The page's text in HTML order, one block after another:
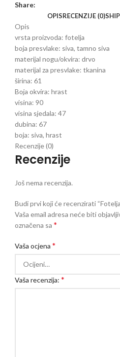
Share:
OPISRECENZIJE (0)
Opis
vrsta proizvoda: fotelja
boja presvlake: siva, tamno siva
materijal nogu/okvira: drvo
materijal za presvlake: tkanina
širina: 61
Boja okvira: hrast
visina: 90
visina sjedala: 47
dubina: 67
boja: siva, hrast
Recenzije (0)
Recenzije
Još nema recenzija.
Budi prvi koji će recenzirati
Vaša email adresa neće biti
označena sa *
Vaša ocjena *
Vaša recenzija: *